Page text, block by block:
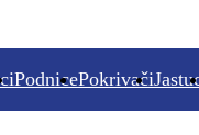
PodnicePokrivači